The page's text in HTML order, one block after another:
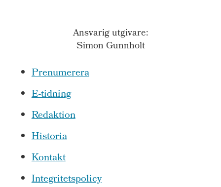
Ansvarig utgivare:
Simon Gunnholt
Prenumerera
E-tidning
Redaktion
Historia
Kontakt
Integritetspolicy